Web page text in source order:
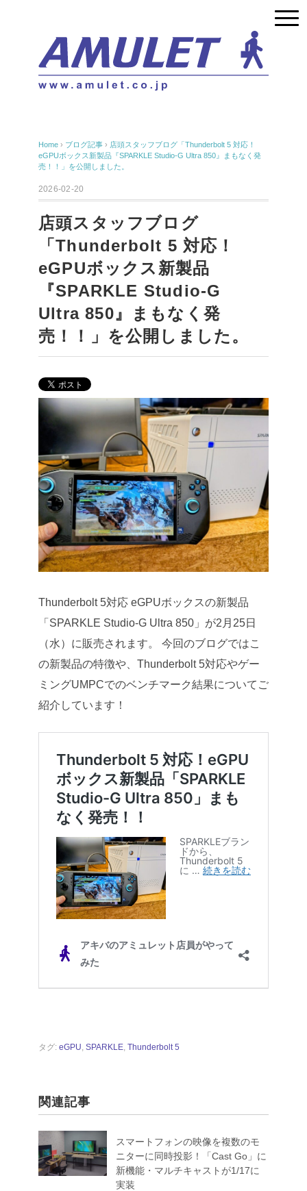
Home › ブログ記事 › 店頭スタッフブログ「Thunderbolt 5 対応！
eGPUボックス新製品『SPARKLE Studio-G Ultra 850』まもなく発
売！！」を公開しました。
2026-02-20
店頭スタッフブログ
「Thunderbolt 5 対応！
eGPUボックス新製品
『SPARKLE Studio-G
Ultra 850』まもなく発
売！！」を公開しました。
Thunderbolt 5対応 eGPUボックスの新製品
「SPARKLE Studio-G Ultra 850」が2月25日
（水）に販売されます。 今回のブログではこ
の新製品の特徴や、Thunderbolt 5対応やゲー
ミングUMPCでのベンチマーク結果についてご
紹介しています！
タグ: eGPU SPARKLE Thunderbolt 5
関連記事
スマートフォンの映像を複数のモ
ニターに同時投影！「Cast Go」に
新機能・マルチキャストが1/17に
実装